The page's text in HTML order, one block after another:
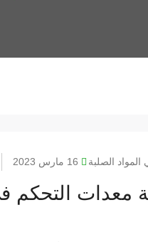
الصلبة 16 مارس 2023
معدات التحكم